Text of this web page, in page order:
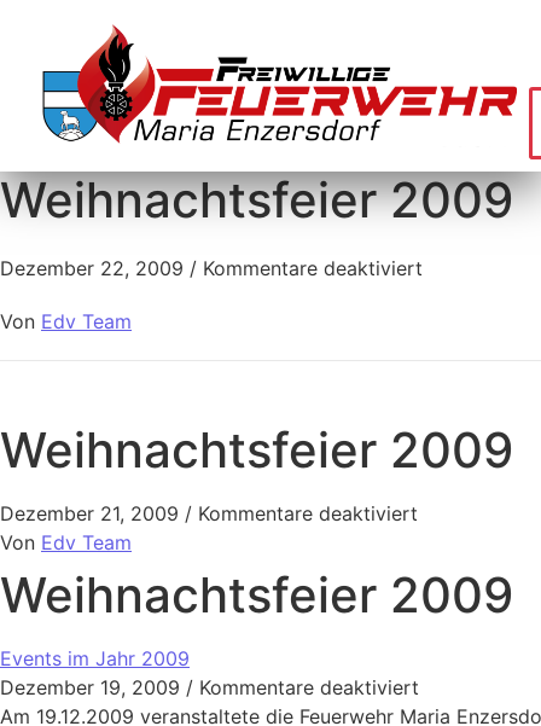
Weihnachtsfeier 2009
Dezember 22, 2009 / Kommentare deaktiviert
Von Edv Team
Weihnachtsfeier 2009
Dezember 21, 2009 / Kommentare deaktiviert
Von Edv Team
Weihnachtsfeier 2009
Events im Jahr 2009
Dezember 19, 2009 / Kommentare deaktiviert
Am 19.12.2009 veranstaltete die Feuerwehr Maria